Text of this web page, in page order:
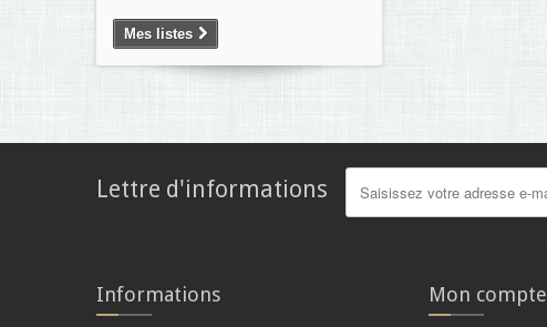
Mes listes
Lettre d'informations
Informations Mon compte